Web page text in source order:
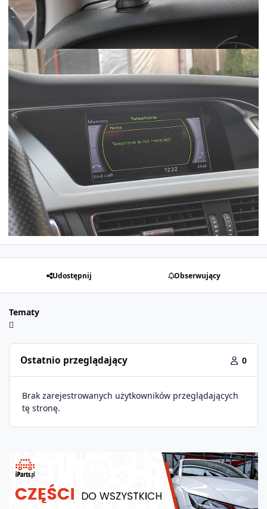
Udostępnij Obserwujący
Tematy
Ostatnio przeglądający 0
Brak zarejestrowanych użytkowników przeglądających
tę stronę.